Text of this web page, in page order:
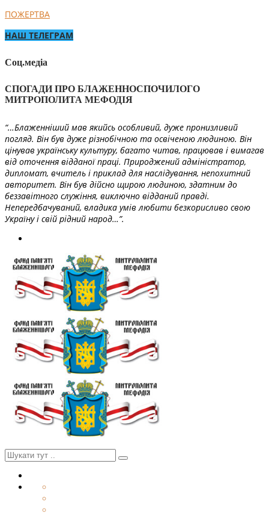
ПОЖЕРТВА
НАШ ТЕЛЕГРАМ
Соц.медіа
СПОГАДИ ПРО БЛАЖЕННОСПОЧИЛОГО
МИТРОПОЛИТА МЕФОДІЯ
“…Блаженніший мав якийсь особливий, дуже пронизливий
погляд. Він був дуже різнобічною та освіченою людиною. Він
цінував українську культуру, багато читав, працював і вимагав
від оточення відданої праці. Природжений адміністратор,
дипломат, вчитель і приклад для наслідування, непохитний
авторитет. Він був дійсно щирою людиною, здатним до
беззавітного служіння, виключно відданий правді.
Непередбачуваний, владика умів любити безкорисливо свою
Україну і свій рідний народ…”.